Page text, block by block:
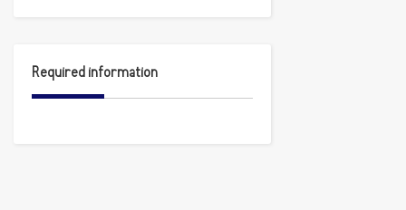
Required information